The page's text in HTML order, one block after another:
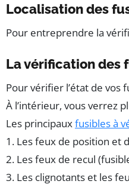
Localisation des
Pour entreprendre la
La vérification des
Pour vérifier l’état de vos
À l’intérieur, vous verrez
Les principauxfusibles à
1. Les feux de position et
2. Les feux de recul
3. Les clignotants et les